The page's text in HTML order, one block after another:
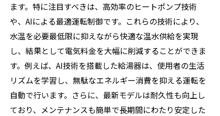
季節に応じた給湯器の効率運用法
電気料金を抑える温度設定の適切な管理
季節の変化に対応した給湯器使用
年間を通じた最適な温度管理
定期メンテナンスで給湯器の効率を長持ちさせ
る方法
給湯器のメンテナンスチェックリスト
ます。特に注目すべきは、高効率のヒートポンプ技術
や、AIによる最適運転制御です。これらの技術により、
水温を必要最低限に抑えながら快適な温水供給を実現
し、結果として電気料金を大幅に削減することができま
す。例えば、AI技術を搭載した給湯器は、使用者の生活
リズムを学習し、無駄なエネルギー消費を抑える運転を
自動で行います。さらに、最新モデルは耐久性も向上し
ており、メンテナンスも簡単で長期間にわたり安定した